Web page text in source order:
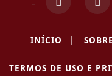
INÍCIO | SOBRE
TERMOS DE USO E
Termos de Uso e